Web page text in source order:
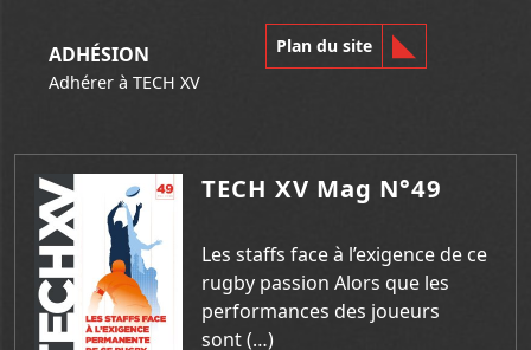
ADHÉSION
Adhérer à TECH XV
Plan du site
TECH XV Mag N°49
Les staffs face à l’exigence de ce
rugby passion Alors que les
performances des joueurs
sont (…)